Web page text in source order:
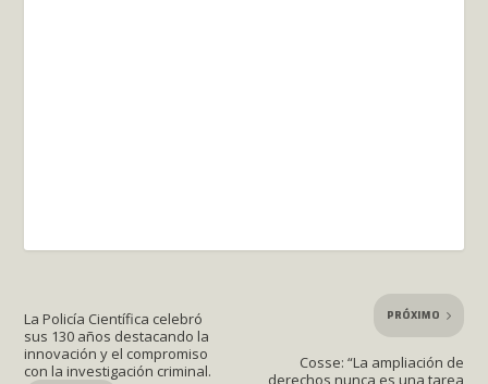
La Policía Científica celebró
sus 130 años destacando la
innovación y el compromiso
con la investigación criminal.
PRÓXIMO
Cosse: “La ampliación de
derechos nunca es una tarea